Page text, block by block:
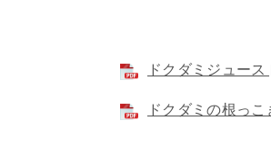
ドクダミジュー
ドクダミの根っ